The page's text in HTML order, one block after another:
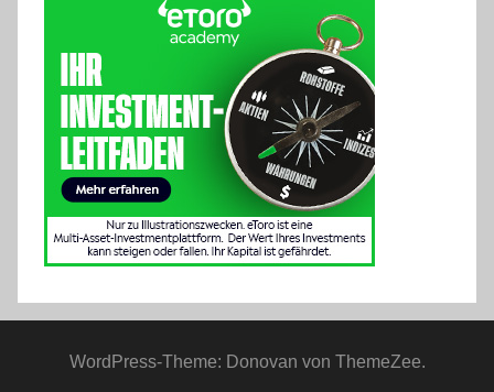
WordPress-Theme: Donovan von ThemeZee.